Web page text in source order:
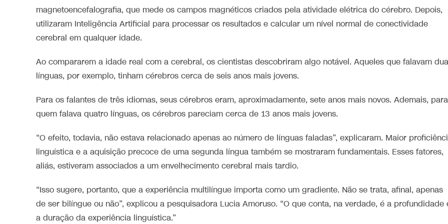
magnetoencefalografia, que mede os campos magnéticos criados pela atividade elétrica do cérebro. Depois,
utilizaram Inteligência Artificial para processar os resultados e calcular um nível normal de conectividade
cerebral em qualquer idade.
Ao compararem a idade real com a cerebral, os cientistas descobriram algo notável. Aqueles que falavam
línguas, por exemplo, tinham cérebros cerca de seis anos mais jovens.
Para os falantes de três idiomas, seus cérebros eram, aproximadamente, sete anos mais novos. Ademais, para
quem falava quatro línguas, os cérebros pareciam cerca de 13 anos mais jovens.
“O efeito, todavia, não estava relacionado apenas ao número de línguas faladas”, explicaram. Maior
linguística e a aquisição precoce de uma segunda língua também se mostraram fundamentais. Esses fatores,
aliás, estiveram associados a um envelhecimento cerebral mais tardio.
“Isso sugere, portanto, que a experiência multilíngue importa como um gradiente. Não se trata, afinal, apenas
de ser bilíngue ou não”, explicou a pesquisadora Lucia Amoruso. “O que conta, na verdade, é a profundidade
a duração da experiência linguística.”